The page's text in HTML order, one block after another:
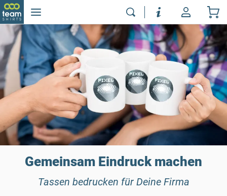
Gemeinsam Eindruck machen
Tassen bedrucken für Deine Firma